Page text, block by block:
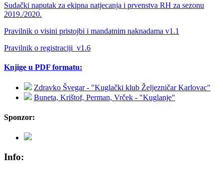
Sudački naputak za ekipna natjecanja i prvenstva RH za sezonu
2019./2020.
Pravilnik o visini pristojbi i mandatnim naknadama v1.1
Pravilnik o registraciji_v1.6
Knjige u PDF formatu:
Zdravko Švegar - "Kuglački klub Željezničar Karlovac"
Buneta, Krištof, Perman, Vrček - "Kuglanje"
Sponzor:
Info: